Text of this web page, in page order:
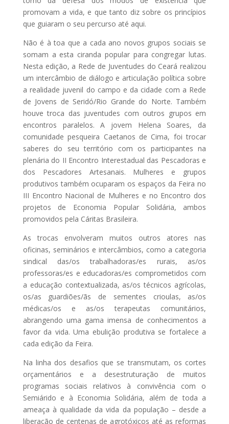
promovam a vida, e que tanto diz sobre os princípios
que guiaram o seu percurso até aqui.
Não é à toa que a cada ano novos grupos sociais se
somam a esta ciranda popular para congregar lutas.
Nesta edição, a Rede de Juventudes do Ceará realizou
um intercâmbio de diálogo e articulação política sobre
a realidade juvenil do campo e da cidade com a Rede
de Jovens de Seridó/Rio Grande do Norte. Também
houve troca das juventudes com outros grupos em
encontros paralelos. A jovem Helena Soares, da
comunidade pesqueira Caetanos de Cima, foi trocar
saberes do seu território com os participantes na
plenária do II Encontro Interestadual das Pescadoras e
dos Pescadores Artesanais. Mulheres e grupos
produtivos também ocuparam os espaços da Feira no
III Encontro Nacional de Mulheres e no Encontro dos
projetos de Economia Popular Solidária, ambos
promovidos pela Cáritas Brasileira.
As trocas envolveram muitos outros atores nas
oficinas, seminários e intercâmbios, como a categoria
sindical das/os trabalhadoras/es rurais, as/os
professoras/es e educadoras/es comprometidos com
a educação contextualizada, as/os técnicos agrícolas,
os/as guardiões/ãs de sementes crioulas, as/os
médicas/os e as/os terapeutas comunitários,
abrangendo uma gama imensa de conhecimentos a
favor da vida. Uma ebulição produtiva se fortalece a
cada edição da Feira.
Na linha dos desafios que se transmutam, os cortes
orçamentários e a desestruturação de muitos
programas sociais relativos à convivência com o
Semiárido e à Economia Solidária, além de toda a
ameaça à qualidade da vida da população – desde a
liberação de centenas de agrotóxicos até as reformas